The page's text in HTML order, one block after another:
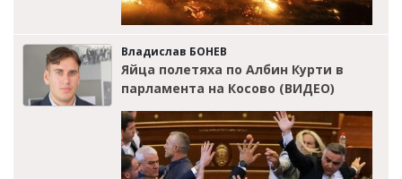
Владислав БОНЕВ
Яйца полетяха по Албин Курти в
парламента на Косово (ВИДЕО)